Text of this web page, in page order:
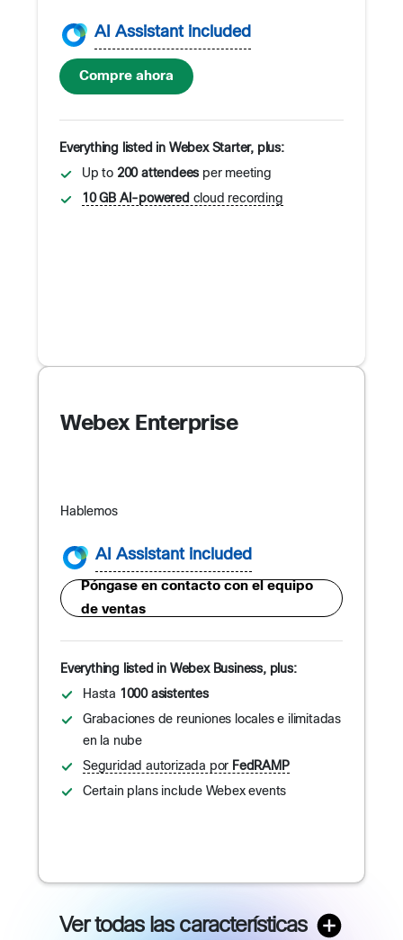
AI Assistant included
Compre ahora
Everything listed in Webex Starter, plus:
Up to 200 attendees per meeting
10 GB AI-powered cloud recording
Webex Enterprise
Hablemos
AI Assistant included
Póngase en contacto con el equipo
de ventas
Everything listed in Webex Business, plus:
Hasta 1000 asistentes
Grabaciones de reuniones locales e ilimitadas
en la nube
Seguridad autorizada por FedRAMP
Certain plans include Webex events
Ver todas las características